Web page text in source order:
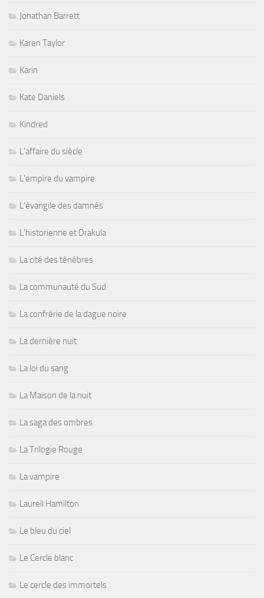
Jonathan Barrett
Karen Taylor
Karin
Kate Daniels
Kindred
L'affaire du siècle
L'empire du vampire
L'évangile des damnés
L'historienne et Drakula
La cité des ténèbres
La communauté du Sud
La confrérie de la dague noire
La dernière nuit
La loi du sang
La Maison de la nuit
La saga des ombres
La Trilogie Rouge
La vampire
Laurell Hamilton
Le bleu du ciel
Le Cercle blanc
Le cercle des immortels